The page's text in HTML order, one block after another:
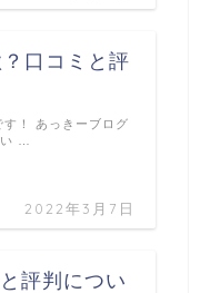
口コミと評
2022年3月7日
！ あっきーブログ
…
評判につい